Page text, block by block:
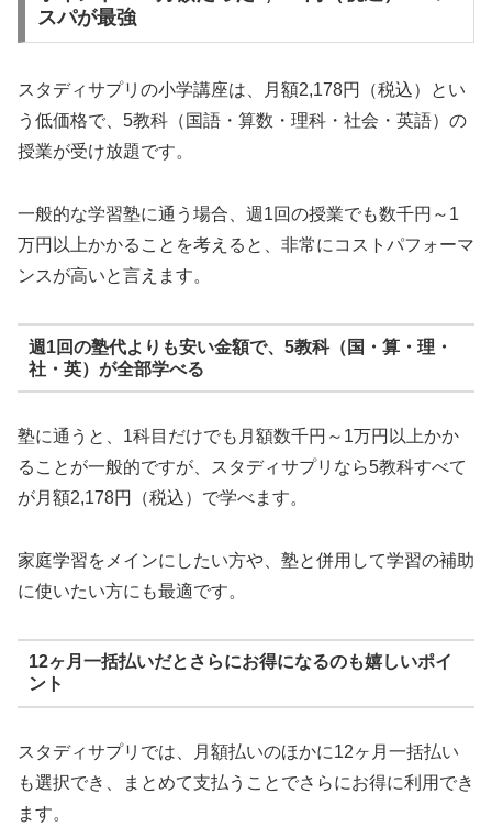
スパが最強
スタディサプリの小学講座は、月額2,178円（税込）とい
う低価格で、5教科（国語・算数・理科・社会・英語）の
授業が受け放題です。
一般的な学習塾に通う場合、週1回の授業でも数千円～1
万円以上かかることを考えると、非常にコストパフォーマ
ンスが高いと言えます。
週1回の塾代よりも安い金額で、5教科（国・算・理・
社・英）が全部学べる
塾に通うと、1科目だけでも月額数千円～1万円以上かか
ることが一般的ですが、スタディサプリなら5教科すべて
が月額2,178円（税込）で学べます。
家庭学習をメインにしたい方や、塾と併用して学習の補助
に使いたい方にも最適です。
12ヶ月一括払いだとさらにお得になるのも嬉しいポイ
ント
スタディサプリでは、月額払いのほかに12ヶ月一括払い
も選択でき、まとめて支払うことでさらにお得に利用でき
ます。